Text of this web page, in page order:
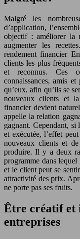
Malgré les
d’application,
objectif : améliorer la
augmenter les
rendement financier
clients les plus
et reconnus. Ces
connaissances, amis
qu’eux, afin qu’ils se
nouveaux clients et
financier devient
appelle la relation
gagnant. Cependant, si
et exécutée, l’effet
nouveaux clients et
produire. Il y a deux
programme dans lequel
et le client peut se
attractivité des prix.
ne porte pas ses fruits.
Être créatif et
entreprises